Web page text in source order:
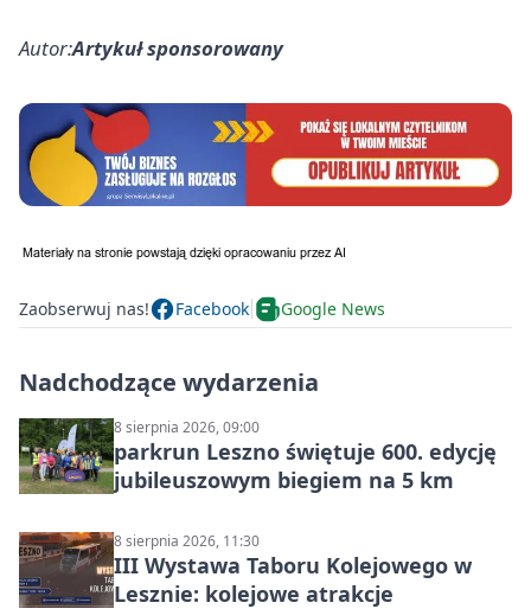
Autor:Artykuł sponsorowany
Zaobserwuj nas! Facebook Google News
Nadchodzące wydarzenia
8 sierpnia 2026, 09:00
parkrun Leszno świętuje 600. edycję
jubileuszowym biegiem na 5 km
8 sierpnia 2026, 11:30
III Wystawa Taboru Kolejowego w
Lesznie: kolejowe atrakcje